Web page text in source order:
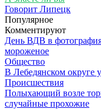
Говорит Липецк
Популярное
Комментируют
День ВДВ в
мороженое
Общество
В Лебедянском округе
Происшествия
Полыхающий возле
случайные прохожие